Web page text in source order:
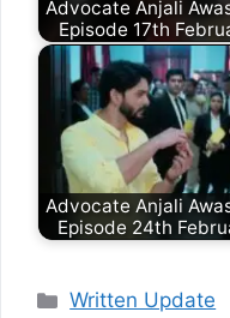
Advocate Anjali
Episode 17th
Advocate Anjali
Episode 24th
Categories
Written Update